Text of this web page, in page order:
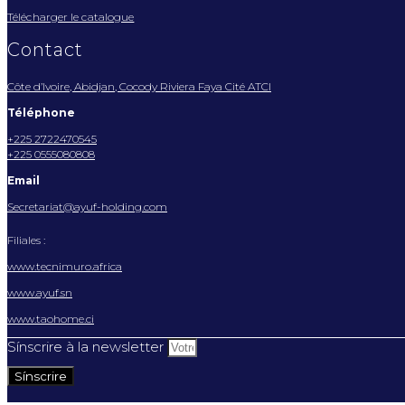
Télécharger le catalogue
Contact
Côte d’Ivoire, Abidjan, Cocody Riviera Faya Cité ATCI
Téléphone
+225 2722470545
+225 0555080808
Email
Secretariat@ayuf-holding.com
Filiales :
www.tecnimuro.africa
www.ayuf.sn
www.taohome.ci
Sínscrire à la newsletter
Sínscrire